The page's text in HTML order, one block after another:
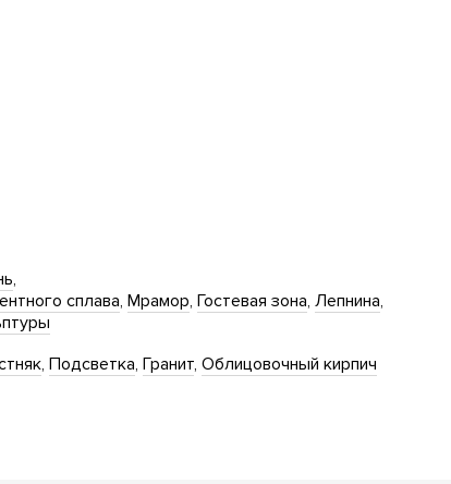
сплава Мрамор Гостевая зона Лепнина
Подсветка Гранит Облицовочный кирпич